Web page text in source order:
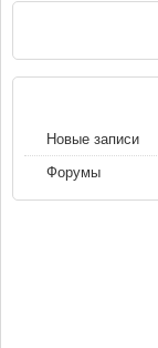
Новые записи
Форумы